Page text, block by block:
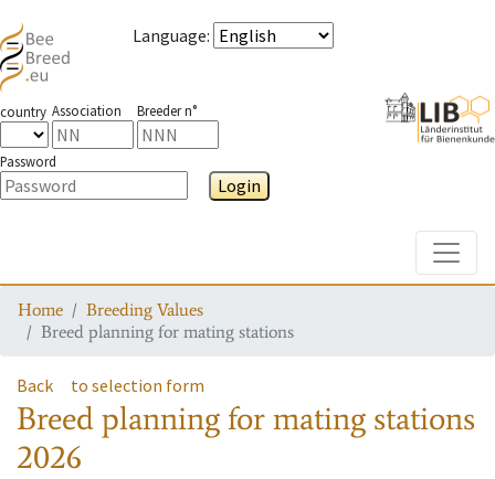
Language:
country Association Breeder n°
Password
Login
Home
Breeding Values
Breed planning for mating stations
Back to selection form
Breed planning for mating stations
2026